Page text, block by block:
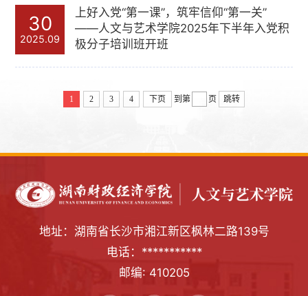
30
2025.09
上好入党“第一课”，筑牢信仰“第一关”
——人文与艺术学院2025年下半年入党积
极分子培训班开班
1 2 3 4 下页 到第 页 跳转
地址：湖南省长沙市湘江新区枫林二路139号
电话：***********
邮编: 410205